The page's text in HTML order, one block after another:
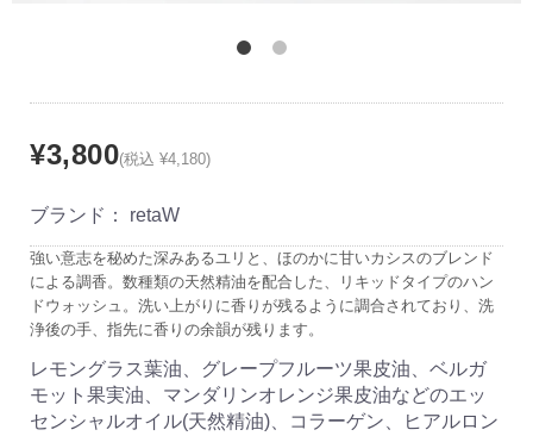
¥3,800(税込 ¥4,180)
ブランド： retaW
強い意志を秘めた深みあるユリと、ほのかに甘いカシスのブレンド
による調香。数種類の天然精油を配合した、リキッドタイプのハン
ドウォッシュ。洗い上がりに香りが残るように調合されており、洗
浄後の手、指先に香りの余韻が残ります。
レモングラス葉油、グレープフルーツ果皮油、ベルガ
モット果実油、マンダリンオレンジ果皮油などのエッ
センシャルオイル(天然精油)、コラーゲン、ヒアルロン